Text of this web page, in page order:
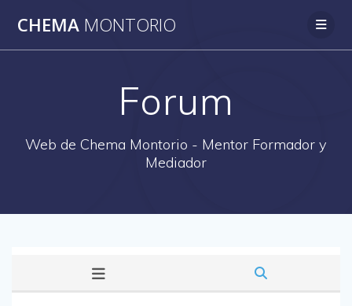
CHEMA MONTORIO
Forum
Web de Chema Montorio - Mentor Formador y
Mediador